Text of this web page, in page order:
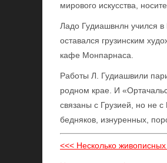
мирового искусства,
Ладо Гудиашвнлн учился
оставался грузинским
кафе Монпарнаса.
Работы Л. Гудиашвили
родном крае. И
связаны с Грузией, но не
бедняков, изнуренных,
<<< Несколько